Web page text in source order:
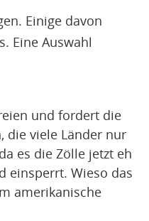
Einige davon
Eine Auswahl
und fordert die
die viele Länder nur
es die Zölle jetzt eh
einsperrt. Wieso das
amerikanische